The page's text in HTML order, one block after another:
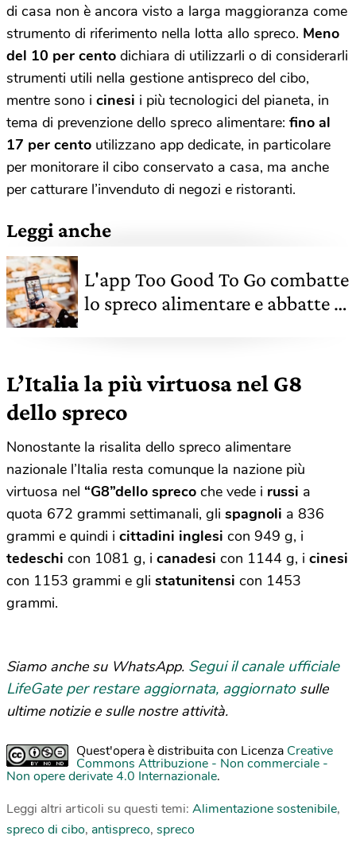
di casa non è ancora visto a larga maggioranza come
strumento di riferimento nella lotta allo spreco. Meno
del 10 per cento dichiara di utilizzarli o di considerarli
strumenti utili nella gestione antispreco del cibo,
mentre sono i cinesi i più tecnologici del pianeta, in
tema di prevenzione dello spreco alimentare: fino al
17 per cento utilizzano app dedicate, in particolare
per monitorare il cibo conservato a casa, ma anche
per catturare l’invenduto di negozi e ristoranti.
Leggi anche
L'app Too Good To Go combatte
lo spreco alimentare e abbatte i
L’Italia la più virtuosa nel G8
dello spreco
Nonostante la risalita dello spreco alimentare
nazionale l’Italia resta comunque la nazione più
virtuosa nel “G8”dello spreco che vede i russi a
quota 672 grammi settimanali, gli spagnoli a 836
grammi e quindi i cittadini inglesi con 949 g, i
tedeschi con 1081 g, i canadesi con 1144 g, i cinesi
con 1153 grammi e gli statunitensi con 1453
grammi.
Siamo anche su WhatsApp. Segui il canale ufficiale
LifeGate per restare aggiornata, aggiornato sulle
ultime notizie e sulle nostre attività.
Quest'opera è distribuita con Licenza Creative
Commons Attribuzione - Non commerciale -
Non opere derivate 4.0 Internazionale.
Leggi altri articoli su questi temi: Alimentazione sostenibile,
spreco di cibo, antispreco, spreco